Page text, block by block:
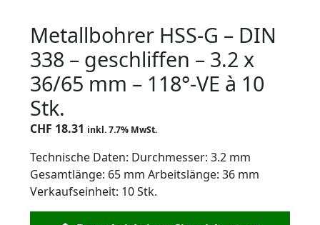
Metallbohrer HSS-G – DIN
338 – geschliffen – 3.2 x
36/65 mm – 118°-VE à 10
Stk.
CHF 18.31 inkl. 7.7% MwSt.
Technische Daten: Durchmesser: 3.2 mm
Gesamtlänge: 65 mm Arbeitslänge: 36 mm
Verkaufseinheit: 10 Stk.